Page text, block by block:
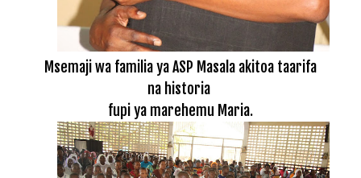
Msemaji wa familia ya ASP Masala akitoa taarifa
na historia
fupi ya marehemu Maria.